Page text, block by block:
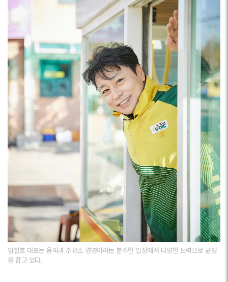
임철호 대표는 음악과 주유소 경영이라는 분주한 일상에서 다양한 노력으로 균형
을 잡고 있다.